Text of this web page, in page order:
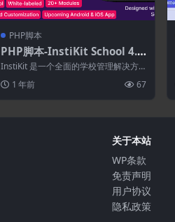
PHP脚本
PHP脚本-InstiKit School 4.7.
0–学校管理系统和学校ERP
InstiKit 是一个全面的学校管理解决方
要...1 年前 67
关于本站
WP条款
免责声明
用户协议
隐私政策